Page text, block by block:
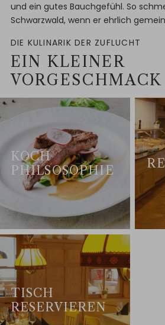
und ein gutes Bauchgefühl. So
Schwarzwald, wenn er ehrlich
DIE KULINARIK DER ZUFLUCHT
EIN KLEINER
VORGESCHMACK
KOCH
PHILSOSOPHIE
TISCH
RESERVIEREN